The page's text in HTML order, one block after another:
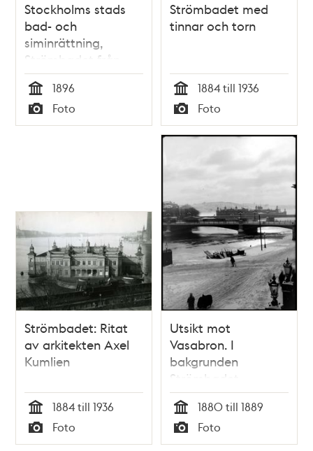
Stockholms stads
bad- och
siminrättning,
Strömbadet från
Norra
Riddarholmshamnen
Tid
1896
Typ
Foto
Strömbadet med
tinnar och torn
Tid
1884 till 1936
Typ
Foto
Strömbadet: Ritat
av arkitekten Axel
Kumlien
Tid
1884 till 1936
Typ
Foto
Utsikt mot
Vasabron. I
bakgrunden
Strömbadet
Tid
1880 till 1889
Typ
Foto